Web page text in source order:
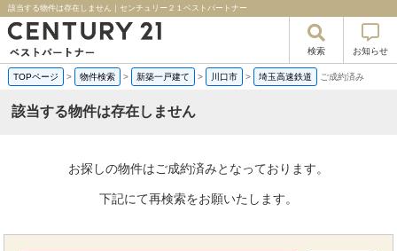
該当する物件は存在しません｜センチュリー２１ベストパートナー
検索 お知らせ
TOPページ > 物件検索 > 新築一戸建て > 川口市 > 埼玉高速鉄道 ご成約済み
該当する物件は存在しません
お探しの物件はご成約済みとなっております。
下記にて再検索をお願いたします。